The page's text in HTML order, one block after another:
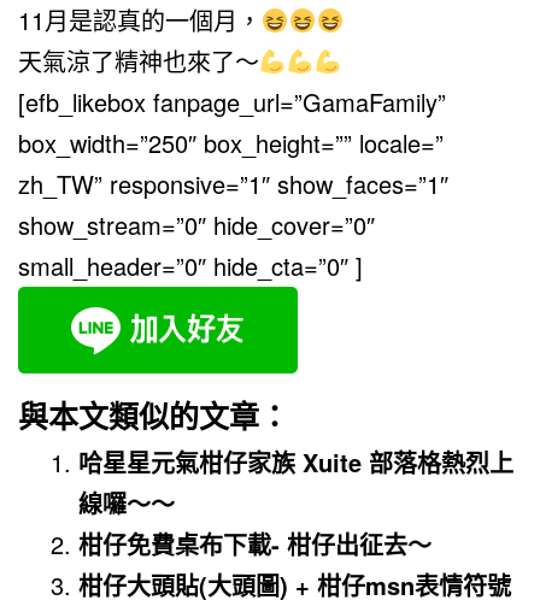
11月是認真的一個月，
天氣涼了精神也來了～
[efb_likebox fanpage_url=”GamaFamily”
box_width=”250″ box_height=”” locale=”
zh_TW” responsive=”1″ show_faces=”1″
show_stream=”0″ hide_cover=”0″
small_header=”0″ hide_cta=”0″ ]
與本文類似的文章：
哈星星元氣柑仔家族 Xuite 部落格熱烈上
線囉～～
柑仔免費桌布下載- 柑仔出征去～
柑仔大頭貼(大頭圖) + 柑仔msn表情符號